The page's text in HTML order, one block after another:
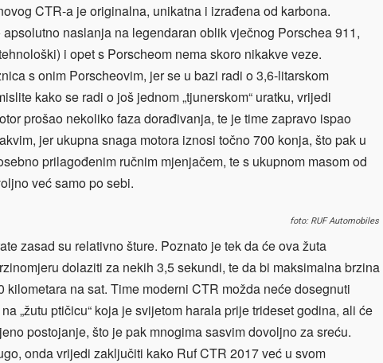
CTR-a je originalna, unikatna i izrađena od karbona.
naslanja na legendaran oblik vječnog Porschea 911,
i opet s Porscheom nema skoro nikakve veze.
s onim Porscheovim, jer se u bazi radi o 3,6-litarskom
kako se radi o još jednom „tjunerskom“ uratku, vrijedi
prošao nekoliko faza dorađivanja, te je time zapravo ispao
jer ukupna snaga motora iznosi točno 700 konja, što pak u
prilagođenim ručnim mjenjačem, te s ukupnom masom od
već samo po sebi.
foto: RUF Automobiles
zasad su relativno šture. Poznato je tek da će ova žuta
dolaziti za nekih 3,5 sekundi, te da bi maksimalna brzina
kilometara na sat. Time moderni CTR možda neće dosegnuti
„žutu ptičicu“ koja je svijetom harala prije trideset godina, ali će
postojanje, što je pak mnogima sasvim dovoljno za sreću.
onda vrijedi zaključiti kako Ruf CTR 2017 već u svom